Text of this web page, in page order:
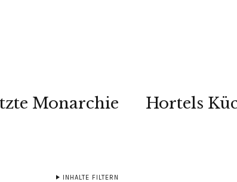
Monarchie Hortels
INHALTE FILTERN